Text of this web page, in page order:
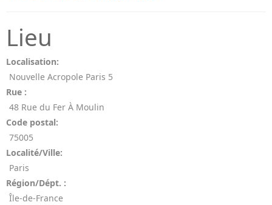
Lieu
Localisation:
Nouvelle Acropole Paris 5
Rue :
48 Rue du Fer À Moulin
Code postal:
75005
Localité/Ville:
Paris
Région/Dépt. :
Île-de-France